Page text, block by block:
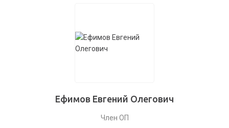
Ефимов Евгений Олегович
Член ОП